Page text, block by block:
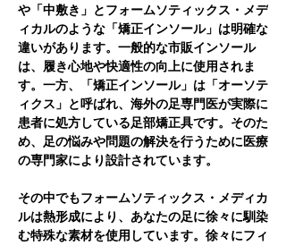
や「中敷き」とフォームソティックス・メデ
ィカルのような「矯正インソール」は明確な
違いがあります。一般的な市販インソール
は、履き心地や快適性の向上に使用されま
す。一方、「矯正インソール」は「オーソテ
ィクス」と呼ばれ、海外の足専門医が実際に
患者に処方している足部矯正具です。そのた
め、足の悩みや問題の解決を行うために医療
の専門家により設計されています。
その中でもフォームソティックス・メディカ
ルは熱形成により、あなたの足に徐々に馴染
む特殊な素材を使用しています。徐々にフィ